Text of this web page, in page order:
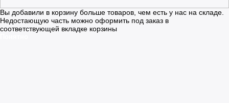
Вы добавили в корзину больше товаров, чем есть у нас на складе.
Недостающую часть можно оформить под заказ в
соответствующей вкладке корзины